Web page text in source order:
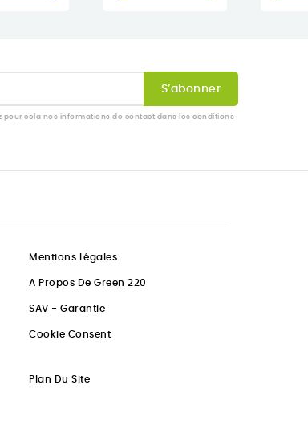
cela nos informations de contact dans les conditions
Mentions Légales
A Propos De Green 220
SAV - Garantie
Cookie Consent
Plan Du Site